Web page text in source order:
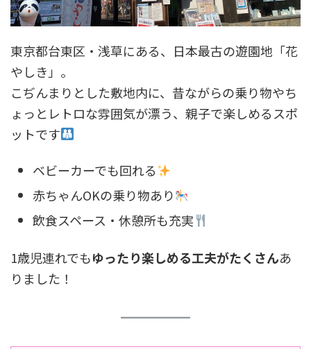
東京都台東区・浅草にある、日本最古の遊園地「花
やしき」。
こぢんまりとした敷地内に、昔ながらの乗り物やち
ょっとレトロな雰囲気が漂う、親子で楽しめるスポ
ットです
ベビーカーでも回れる
赤ちゃんOKの乗り物あり
飲食スペース・休憩所も充実
1歳児連れでもゆったり楽しめる工夫がたくさんあ
りました！